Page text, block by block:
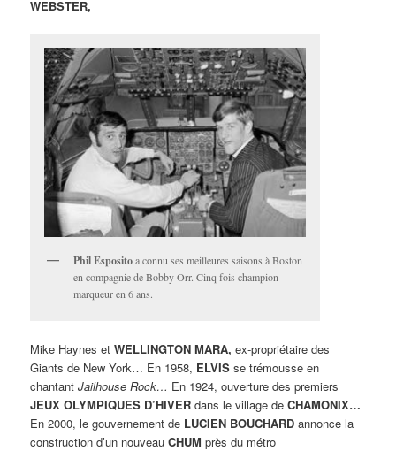
WEBSTER,
Phil Espositoa connu ses meilleures saisons à Boston
en compagnie de Bobby Orr. Cinq fois champion
marqueur en 6 ans.
Mike Haynes etWELLINGTON MARA, ex-propriétaire des
Giants de New York… En 1958, ELVIS se trémousse en
chantantJailhouse Rock… En 1924, ouverture des premiers
JEUX OLYMPIQUES D’HIVER dans le village deCHAMONIX…
En 2000, le gouvernement de LUCIEN BOUCHARD annonce la
construction d’un nouveauCHUM près du métro